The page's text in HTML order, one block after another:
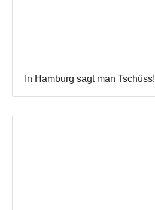
In Hamburg sagt man Tschüss!